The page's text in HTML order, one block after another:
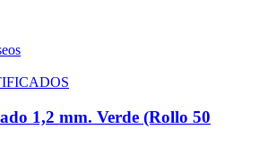
1,2 mm. Verde (Rollo 50